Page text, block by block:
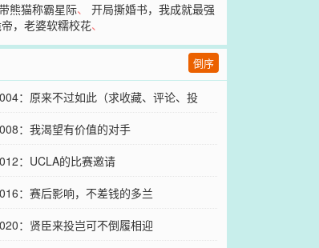
熊猫称霸星际、开局撕婚书，我成就最强
，老婆软糯校花、
倒序
004：原来不过如此（求收藏、评论、投
票）
008：我渴望有价值的对手
012：UCLA的比赛邀请
016：赛后影响，不差钱的多兰
020：贤臣来投岂可不倒履相迎